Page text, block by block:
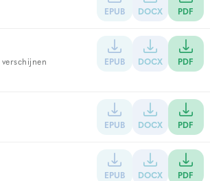
EPUB DOCX PDF
EPUB DOCX PDF
EPUB DOCX PDF
EPUB DOCX PDF